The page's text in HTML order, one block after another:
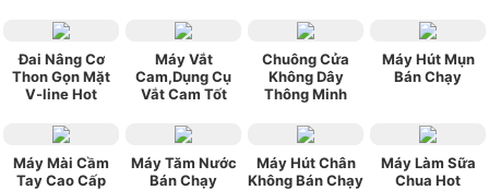
Đai Nâng Cơ
Thon Gọn Mặt
V-line Hot
Máy Vắt
Cam,Dụng Cụ
Vắt Cam Tốt
Chuông Cửa
Không Dây
Thông Minh
Máy Hút Mụn
Bán Chạy
Máy Mài Cầm
Tay Cao Cấp
Máy Tăm Nước
Bán Chạy
Máy Hút Chân
Không Bán Chạy
Máy Làm Sữa
Chua Hot